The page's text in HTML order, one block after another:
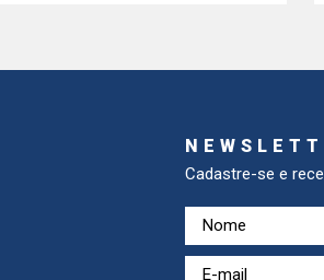
Cadastre-se e